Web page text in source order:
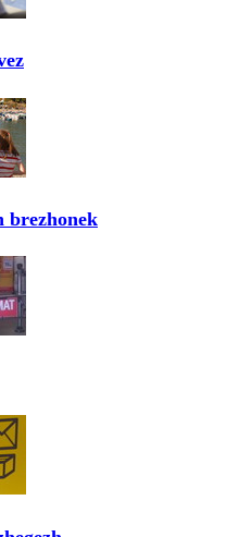
brezhonek